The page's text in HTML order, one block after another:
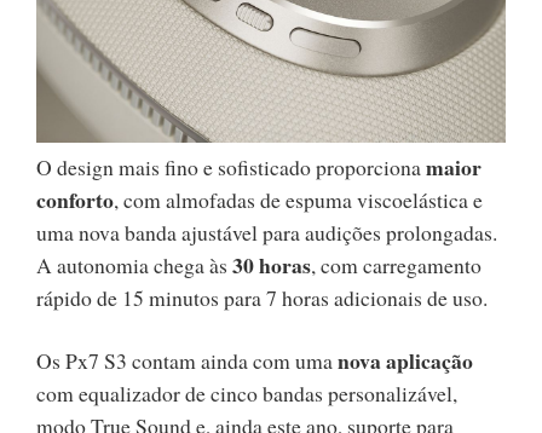
O design mais fino e sofisticado proporcionamaior
conforto, com almofadas de espuma viscoelástica e
uma nova banda ajustável para audições prolongadas.
A autonomia chega às 30 horas, com carregamento
rápido de 15 minutos para 7 horas adicionais de uso.
Os Px7 S3 contam ainda com umanova aplicação
com equalizador de cinco bandas personalizável,
modo True Sound e, ainda este ano, suporte para